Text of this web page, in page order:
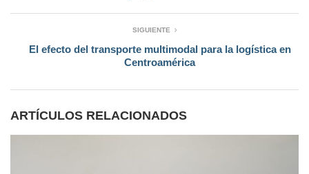
SIGUIENTE
El efecto del transporte multimodal para la logística en
Centroamérica
ARTÍCULOS RELACIONADOS